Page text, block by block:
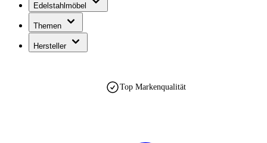
Edelstahlmöbel
Themen
Hersteller
Top Markenqualität